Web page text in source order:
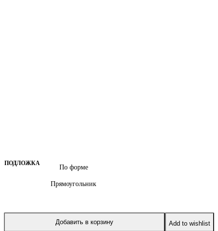
ПОДЛОЖКА
По форме
Прямоугольник
Добавить в корзину Add to wishlist